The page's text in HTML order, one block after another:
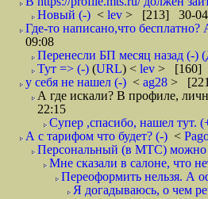
Новый (-) < lev > [213] 30-
Где-то написано,что
09:08
Перенесли БП месяц назад (-)
Тут => (-) (URL) < lev > [160]
у себя не нашел (-) < ag28 >
А где искали? В профиле,
22:15
Супер ,спасибо, нашел тут.
А с тарифом что будет? (-) <
Персональный (в МТС) можно
Мне сказали в салоне, что
Переоформить нельзя. А
Я догадываюсь, о чем